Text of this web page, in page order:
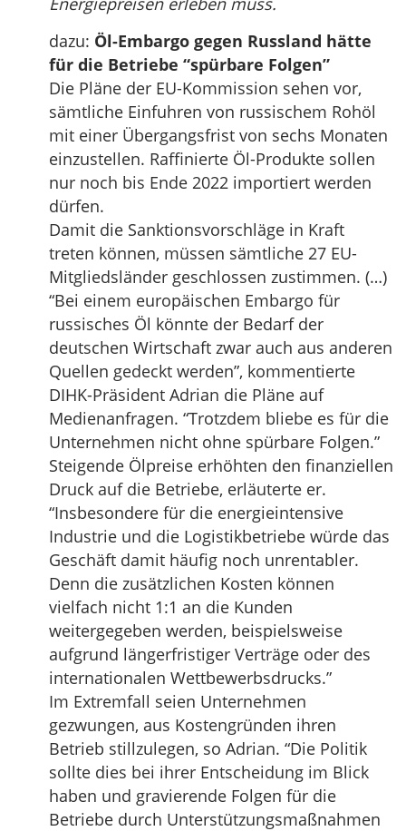
dazu: Öl-Embargo gegen Russland hätte
für die Betriebe “spürbare Folgen”
Die Pläne der EU-Kommission sehen vor,
sämtliche Einfuhren von russischem Rohöl
mit einer Übergangsfrist von sechs Monaten
einzustellen. Raffinierte Öl-Produkte sollen
nur noch bis Ende 2022 importiert werden
dürfen.
Damit die Sanktionsvorschläge in Kraft
treten können, müssen sämtliche 27 EU-
Mitgliedsländer geschlossen zustimmen. (…)
“Bei einem europäischen Embargo für
russisches Öl könnte der Bedarf der
deutschen Wirtschaft zwar auch aus anderen
Quellen gedeckt werden”, kommentierte
DIHK-Präsident Adrian die Pläne auf
Medienanfragen. “Trotzdem bliebe es für die
Unternehmen nicht ohne spürbare Folgen.”
Steigende Ölpreise erhöhten den finanziellen
Druck auf die Betriebe, erläuterte er.
“Insbesondere für die energieintensive
Industrie und die Logistikbetriebe würde das
Geschäft damit häufig noch unrentabler.
Denn die zusätzlichen Kosten können
vielfach nicht 1:1 an die Kunden
weitergegeben werden, beispielsweise
aufgrund längerfristiger Verträge oder des
internationalen Wettbewerbsdrucks.”
Im Extremfall seien Unternehmen
gezwungen, aus Kostengründen ihren
Betrieb stillzulegen, so Adrian. “Die Politik
sollte dies bei ihrer Entscheidung im Blick
haben und gravierende Folgen für die
Betriebe durch Unterstützungsmaßnahmen